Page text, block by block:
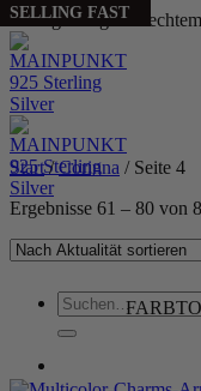
Handgefertigt aus echtem
Zum
Inhalt
springen
Suchen
nach:
Start / Corinna /Seite 4
Ergebnisse 61 – 80 von
PERSONALIZED
BESTSELLER
SELLING FAST
SELLING FAST